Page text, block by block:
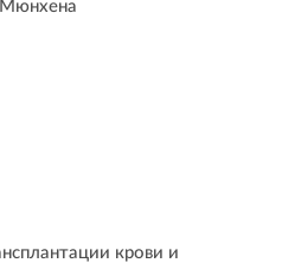
Мюнхена
крови и